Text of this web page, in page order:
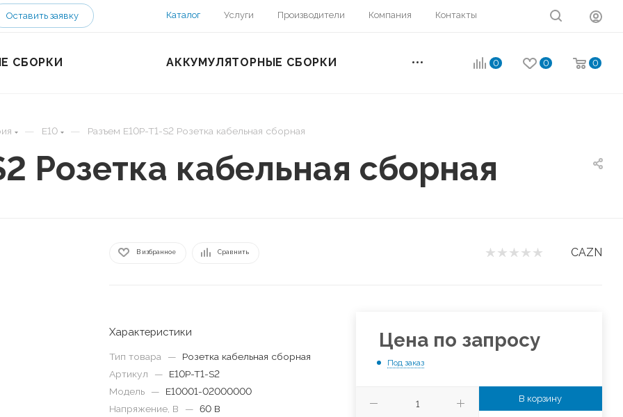
Оставить заявку Каталог Услуги Производители Компания Контакты
0 0 0
СБОРКИ АККУМУЛЯТОРНЫЕ СБОРКИ
— E10 — Разъем E10P-T1-S2 Розетка кабельная сборная
Розетка кабельная сборная
В избранное Сравнить CAZN
Характеристики
Тип товара —
Розетка кабельная сборная
Артикул
—
E10P-T1-S2
Модель
—
E10001-02000000
Напряжение, В
— 60 В
Цена по запросу
Под заказ
В корзину